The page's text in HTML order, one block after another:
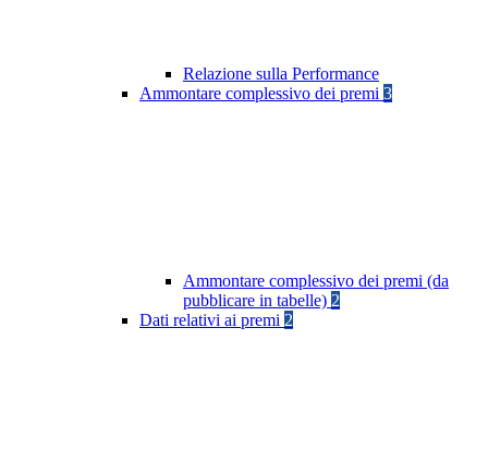
Relazione sulla Performance
Ammontare complessivo dei premi 3
Ammontare complessivo dei premi (da
pubblicare in tabelle) 2
Dati relativi ai premi 2